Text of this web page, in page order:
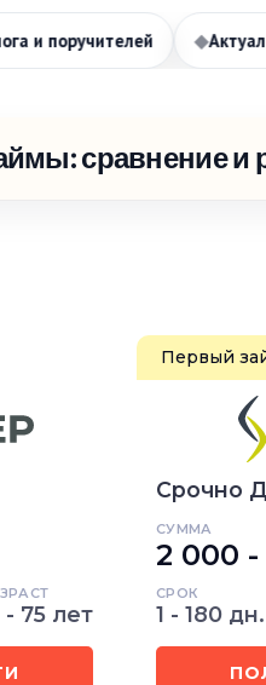
◆Актуальные
сравнение и
- 75 лет
Первый
Срочно
СУММА
2 000
СРОК
1 - 180 дн.